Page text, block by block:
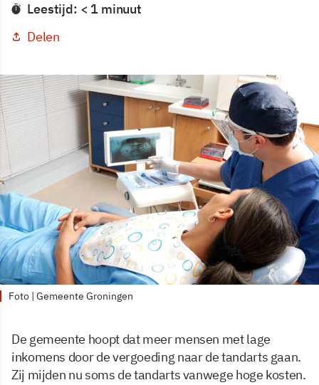
Leestijd: < 1 minuut
Delen
Foto | Gemeente Groningen
De gemeente hoopt dat meer mensen met lage
inkomens door de vergoeding naar de tandarts gaan.
Zij mijden nu soms de tandarts vanwege hoge kosten.